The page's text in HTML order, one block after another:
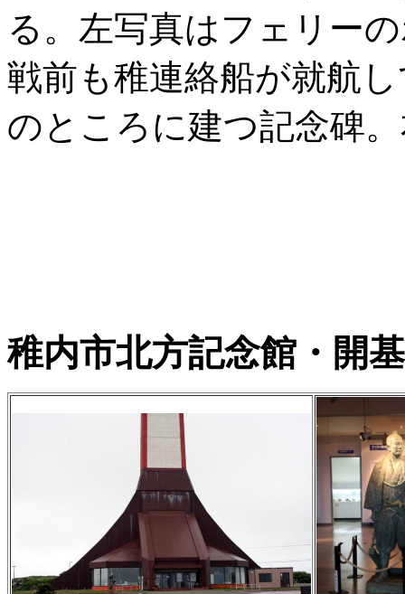
る。左写真はフェリー
戦前も稚連絡船が就航
のところに建つ記念碑
稚内市北方記念館・開